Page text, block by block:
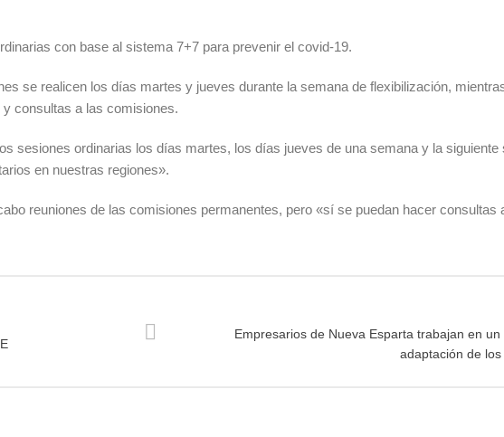
con base al sistema 7+7 para prevenir el covid-19.
se realicen los días martes y jueves durante la semana de flexibilización,
consultas a las comisiones.
sesiones ordinarias los días martes, los días jueves de una semana y la siguiente
en nuestras regiones».
reuniones de las comisiones permanentes, pero «sí se puedan hacer consultas
Empresarios de Nueva Esparta trabajan en
adaptación de